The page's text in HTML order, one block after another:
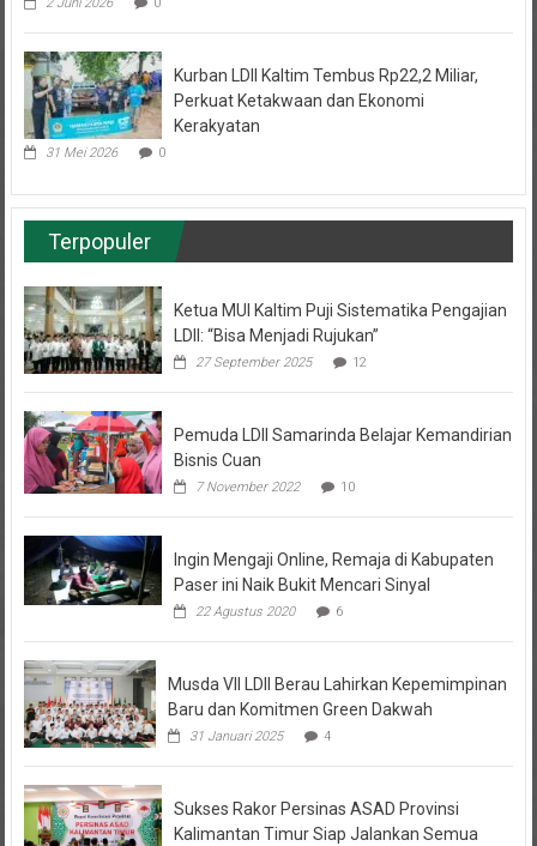
Perkuat Ketakwaan dan Ekonomi
Kerakyatan
31 Mei 2026 0
Terpopuler
LDII: “Bisa Menjadi Rujukan”
27 September 2025 12
Bisnis Cuan
7 November 2022
Paser ini Naik Bukit Mencari Sinyal
22 Agustus 2020 6
Baru dan Komitmen Green Dakwah
31 Januari 2025 4
Kalimantan Timur Siap Jalankan Semua
Program